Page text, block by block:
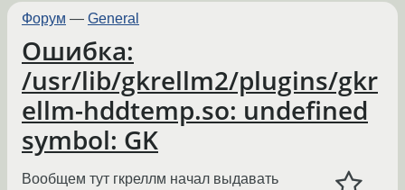
Форум — General
Ошибка:
/usr/lib/gkrellm2/plugins/gkr
ellm-hddtemp.so: undefined
symbol: GK
Вообщем тут гкреллм начал выдавать